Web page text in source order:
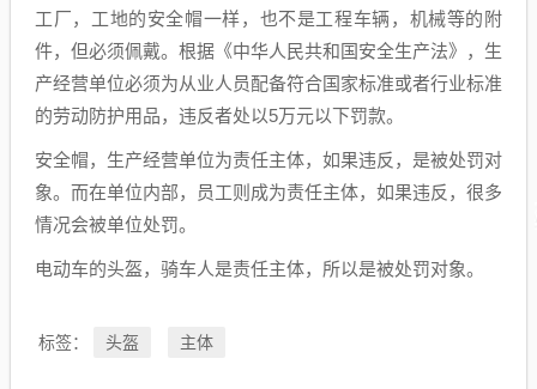
工厂，工地的安全帽一样，也不是工程车辆，机械等的附
件，但必须佩戴。根据《中华人民共和国安全生产法》，生
产经营单位必须为从业人员配备符合国家标准或者行业标准
的劳动防护用品，违反者处以5万元以下罚款。
安全帽，生产经营单位为责任主体，如果违反，是被处罚对
象。而在单位内部，员工则成为责任主体，如果违反，很多
情况会被单位处罚。
电动车的头盔，骑车人是责任主体，所以是被处罚对象。
标签： 头盔 主体